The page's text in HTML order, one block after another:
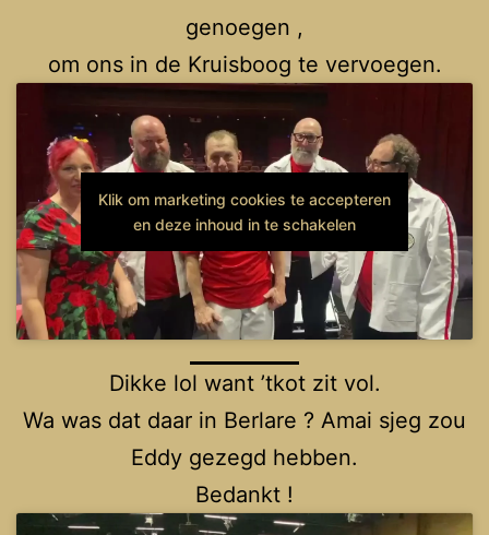
genoegen ,
om ons in de Kruisboog te vervoegen.
Klik om marketing cookies te accepteren
en deze inhoud in te schakelen
Dikke lol want ’tkot zit vol.
Wa was dat daar in Berlare ? Amai sjeg zou
Eddy gezegd hebben.
Bedankt !